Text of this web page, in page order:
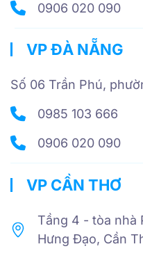
0906 020 090
VP ĐÀ NẴNG
Số 06 Trần Phú,
0985 103 666
0906 020 090
VP CẦN THƠ
Tầng 4 - tòa nhà
Hưng Đạo, Cần